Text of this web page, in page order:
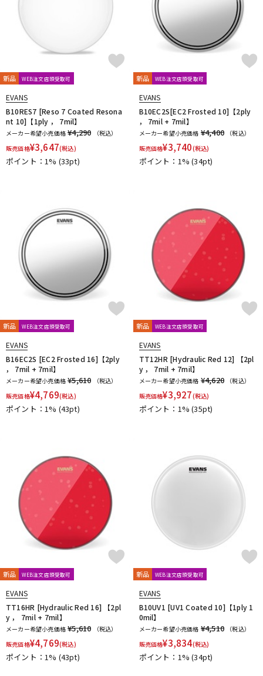
新品 WEB注文店頭受取可
EVANS
B10RES7 [Reso 7 Coated Resona
nt 10]【1ply ， 7mil】
メーカー希望小売価格 ¥4,290
（税込）
販売価格¥3,647(税込)
ポイント：1% (33pt)
新品 WEB注文店頭受取可
EVANS
B10EC2S[EC2 Frosted 10]【2ply
， 7mil + 7mil】
メーカー希望小売価格 ¥4,400
（税込）
販売価格¥3,740(税込)
ポイント：1%(34pt)
新品 WEB注文店頭受取可
EVANS
B16EC2S [EC2 Frosted 16]【2ply
， 7mil + 7mil】
メーカー希望小売価格 ¥5,610
（税込）
販売価格¥4,769(税込)
ポイント：1% (43pt)
新品 WEB注文店頭受取可
EVANS
TT12HR [Hydraulic Red 12] 【2pl
y ， 7mil + 7mil】
メーカー希望小売価格 ¥4,620
（税込）
販売価格¥3,927(税込)
ポイント：1%(35pt)
新品 WEB注文店頭受取可
EVANS
TT16HR [Hydraulic Red 16] 【2pl
y ， 7mil + 7mil】
メーカー希望小売価格 ¥5,610
（税込）
販売価格¥4,769(税込)
ポイント：1% (43pt)
新品 WEB注文店頭受取可
EVANS
B10UV1 [UV1 Coated 10]【1ply 1
0mil】
メーカー希望小売価格 ¥4,510
（税込）
販売価格¥3,834(税込)
ポイント：1%(34pt)